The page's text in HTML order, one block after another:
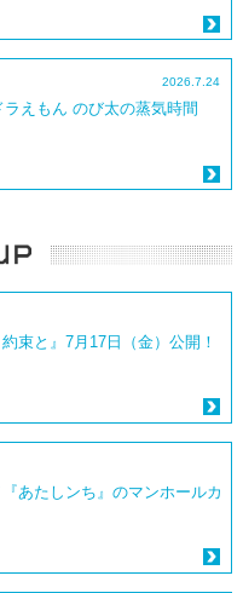
2026.7.24
えもん のび太の蒸気時間
束と』7月17日（金）公開！
あたしンち』のマンホールカ